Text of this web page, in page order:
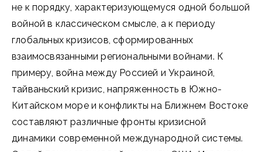
не к порядку, характеризующемуся одной большой
войной в классическом смысле, а к периоду
глобальных кризисов, сформированных
взаимосвязанными региональными войнами. К
примеру, война между Россией и Украиной,
тайваньский кризис, напряженность в Южно-
Китайском море и конфликты на Ближнем Востоке
составляют различные фронты кризисной
динамики современной международной системы.